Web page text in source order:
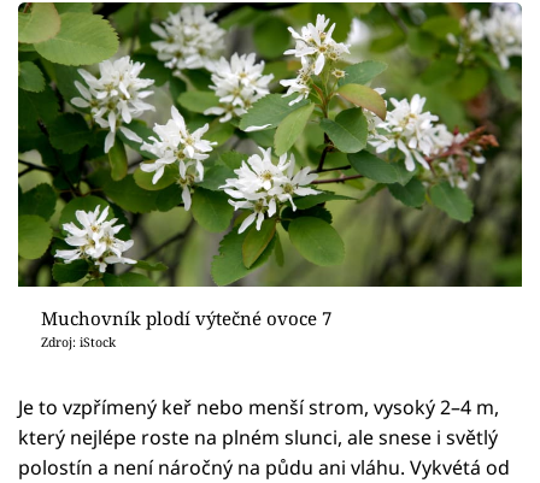
Muchovník plodí výtečné ovoce 7
Zdroj: iStock
Je to vzpřímený keř nebo menší strom, vysoký 2–4 m,
který nejlépe roste na plném slunci, ale snese i světlý
polostín a není náročný na půdu ani vláhu. Vykvétá od